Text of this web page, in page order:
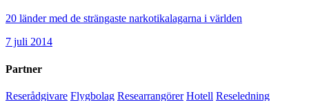
20 länder med de strängaste narkotikalagarna i världen
7 juli 2014
Partner
Reserådgivare Flygbolag Researrangörer Hotell Reseledning